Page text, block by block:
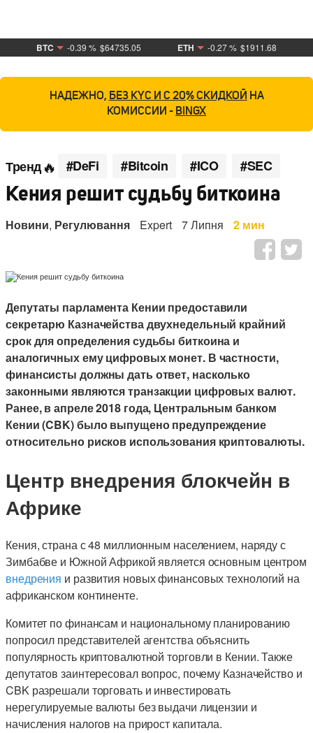
BTC -0.39 % $64735.05 ETH -0.27 % $1911.68
НАДЕЖНО, БЕЗ KYC И С 20% СКИДКОЙ НА
КОМИССИИ - BINGX
Тренд #DeFi #Bitcoin #ICO #SEC
Кения решит судьбу биткоина
Новини, Регулювання Expert 7 Липня 2 мин
Депутаты парламента Кении предоставили
секретарю Казначейства двухнедельный крайний
срок для определения судьбы биткоина и
аналогичных ему цифровых монет. В частности,
финансисты должны дать ответ, насколько
законными являются транзакции цифровых валют.
Ранее, в апреле 2018 года, Центральным банком
Кении (CBK) было выпущено предупреждение
относительно рисков использования криптовалюты.
Центр внедрения блокчейн в
Африке
Кения, страна с 48 миллионным населением, наряду с
Зимбабве и Южной Африкой является основным центром
внедрения и развития новых финансовых технологий на
африканском континенте.
Комитет по финансам и национальному планированию
попросил представителей агентства объяснить
популярность криптовалютной торговли в Кении. Также
депутатов заинтересовал вопрос, почему Казначейство и
CBK разрешали торговать и инвестировать
нерегулируемые валюты без выдачи лицензии и
начисления налогов на прирост капитала.